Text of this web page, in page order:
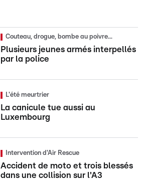
Couteau, drogue, bombe au poivre...
Plusieurs jeunes armés interpellés
par la police
L'été meurtrier
La canicule tue aussi au
Luxembourg
Intervention d'Air Rescue
Accident de moto et trois blessés
dans une collision sur l'A3